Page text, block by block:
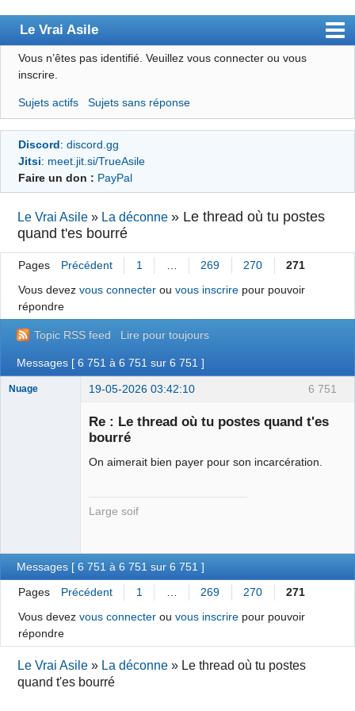
Le Vrai Asile
Accueil
Forum
Membres
Règles
S’inscrire
Connexion
Vous n’êtes pas identifié. Veuillez vous connecter ou vous
inscrire.
Sujets actifs Sujets sans réponse
Discord: discord.gg
Jitsi: meet.jit.si/TrueAsile
Faire un don : PayPal
Le Vrai Asile » La déconne » Le thread où tu postes
quand t'es bourré
Pages Précédent 1 … 269 270
271
Vous devez vous connecterou vous inscrirepour pouvoir
répondre
Topic RSS feed Lire pour toujours
Messages [ 6 751 à 6 751 sur 6 751 ]
6 751
Nuage 19-05-2026 03:42:10
Re : Le thread où tu postes quand t'es
bourré
On aimerait bien payer pour son incarcération.
Large soif
Messages [ 6 751 à 6 751 sur 6 751 ]
Pages Précédent 1 269 270
271
Vous devez vous connecterou vous inscrirepour pouvoir
répondre
Le Vrai Asile » La déconne » Le thread où tu postes
quand t'es bourré